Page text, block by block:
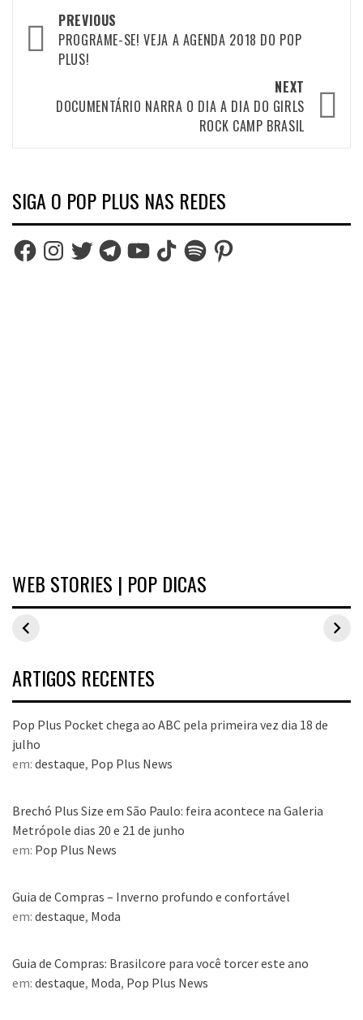
Post
navigation
PREVIOUS
PROGRAME-SE! VEJA A AGENDA 2018 DO POP
PLUS!
NEXT
DOCUMENTÁRIO NARRA O DIA A DIA DO GIRLS
ROCK CAMP BRASIL
SIGA O POP PLUS NAS REDES
FacebookInstagram
TwitterTelegramYouTubeTikTokSpotifyPinterest
WEB STORIES | POP DICAS
Inspirações de
looks plus size
para o carnaval
Estilo Pop Plus:
looks plus size
As peças que
fizeram
ARTIGOS RECENTES
Pop Plus Pocket chega ao ABC pela primeira vez dia 18 de
julho
em: destaque, Pop Plus News
Brechó Plus Size em São Paulo: feira acontece na Galeria
Metrópole dias 20 e 21 de junho
em: Pop Plus News
Guia de Compras – Inverno profundo e confortável
em: destaque, Moda
Guia de Compras: Brasilcore para você torcer este ano
em: destaque, Moda, Pop Plus News